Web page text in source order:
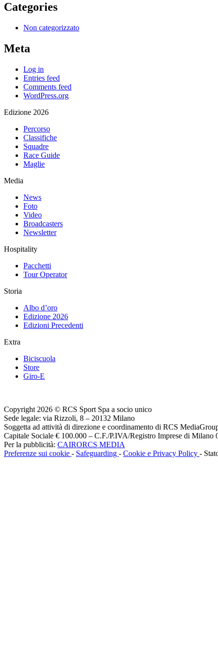
Categories
Non categorizzato
Meta
Log in
Entries feed
Comments feed
WordPress.org
Edizione 2026
Percorso
Classifiche
Squadre
Race Guide
Maglie
Media
News
Foto
Video
Broadcasters
Newsletter
Hospitality
Pacchetti
Tour Operator
Storia
Albo d’oro
Edizione 2026
Edizioni Precedenti
Extra
Biciscuola
Store
Giro-E
Copyright 2026 © RCS Sport Spa a socio unico
Sede legale: via Rizzoli, 8 – 20132 Milano
Soggetta ad attività di direzione e coordinamento di RCS
Capitale Sociale € 100.000 – C.F./P.IVA/Registro Imprese di
Per la pubblicità: CAIRORCS MEDIA
Preferenze sui cookie - Safeguarding - Cookie e Privacy Policy -